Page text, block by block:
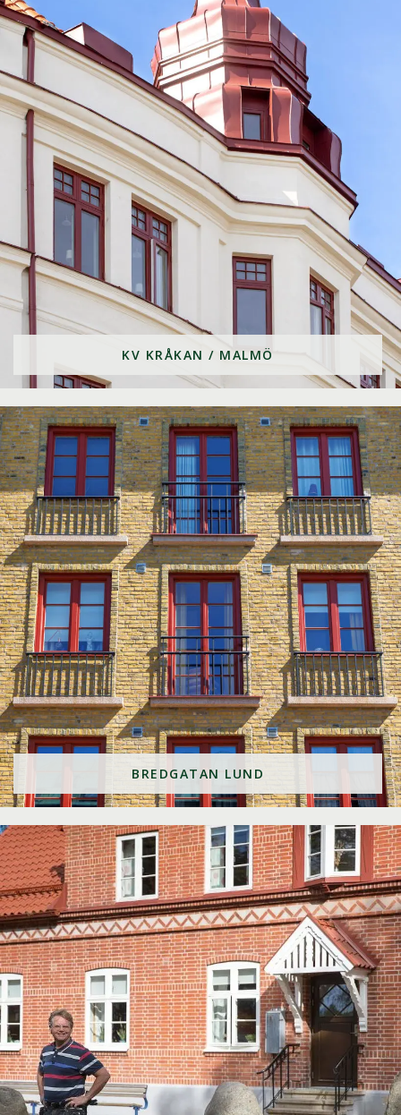
KV KRÅKAN / MALMÖ
BREDGATAN LUND